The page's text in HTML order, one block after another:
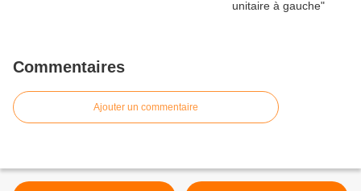
Commentaires
Ajouter un commentaire